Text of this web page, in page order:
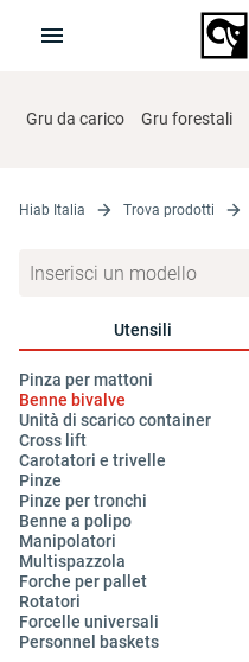
Gru da carico Gru forestali
Hiab Italia Trova prodotti
Utensili
Pinza per mattoni
Benne bivalve
Unità di scarico container
Cross lift
Carotatori e trivelle
Pinze
Pinze per tronchi
Benne a polipo
Manipolatori
Multispazzola
Forche per pallet
Rotatori
Forcelle universali
Personnel baskets